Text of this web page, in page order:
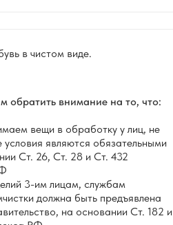
в чистом виде.
обратить внимание на то, что:
вещи в обработку у лиц, не
условия являются обязательными
Ст. 26, Ст. 28 и Ст. 432
3-им лицам, службам
должна быть предъявлена
на основании Ст. 182 и